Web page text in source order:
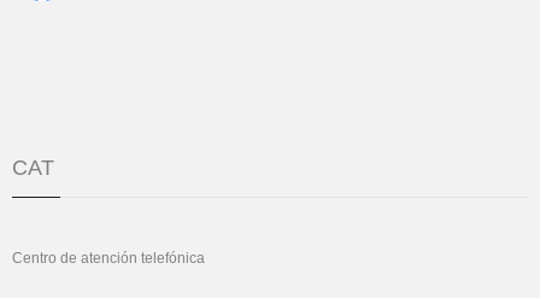
CAT
Centro de atención telefónica